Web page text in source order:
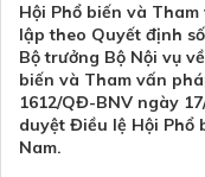
Hội Phổ biến và
lập theo Quyết định
Bộ trưởng Bộ Nội vụ
biến và Tham vấn
1612/QĐ-BNV ngày
duyệt Điều lệ Hội Phổ
Nam.